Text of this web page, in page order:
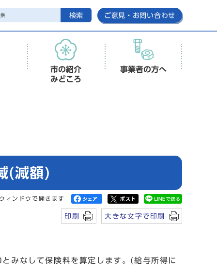
検索 ご意見・お問い合わせ
市の紹介
みどころ
事業者の方へ
(減額)
ィンドウで開きます
印刷 大きな文字で印刷
みなして保険料を算定します。(給与所得に